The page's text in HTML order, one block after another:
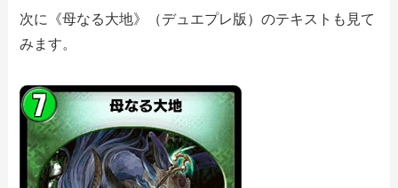
次に《母なる大地》（デュエプレ版）のテキストも見て
みます。